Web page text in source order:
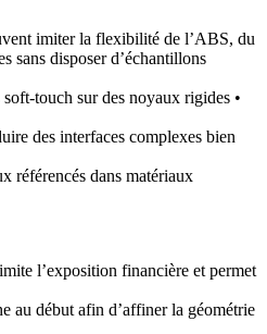
imiter la flexibilité de l’ABS, du
sans disposer d’échantillons
touch sur des noyaux rigides •
des interfaces complexes bien
référencés dans matériaux
l’exposition financière et permet
au début afin d’affiner la géométrie